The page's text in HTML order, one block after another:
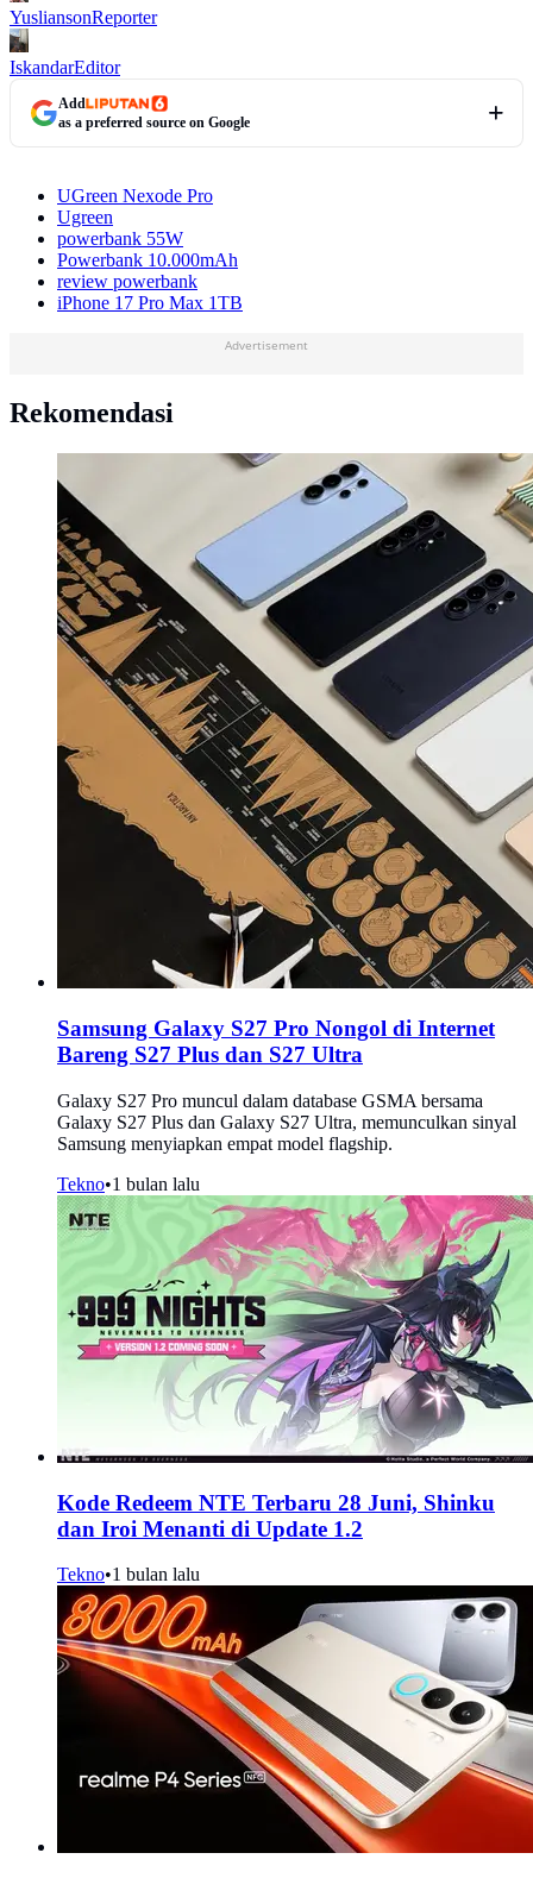
YusliansonReporter
IskandarEditor
Add
as a preferred source on Google
UGreen Nexode Pro
Ugreen
powerbank 55W
Powerbank 10.000mAh
review powerbank
iPhone 17 Pro Max 1TB
Advertisement
Rekomendasi
Samsung Galaxy S27 Pro Nongol di Internet
Bareng S27 Plus dan S27 Ultra
Galaxy S27 Pro muncul dalam database GSMA bersama
Galaxy S27 Plus dan Galaxy S27 Ultra, memunculkan sinyal
Samsung menyiapkan empat model flagship.
Tekno•1 bulan lalu
Kode Redeem NTE Terbaru 28 Juni, Shinku
dan Iroi Menanti di Update 1.2
Tekno•1 bulan lalu